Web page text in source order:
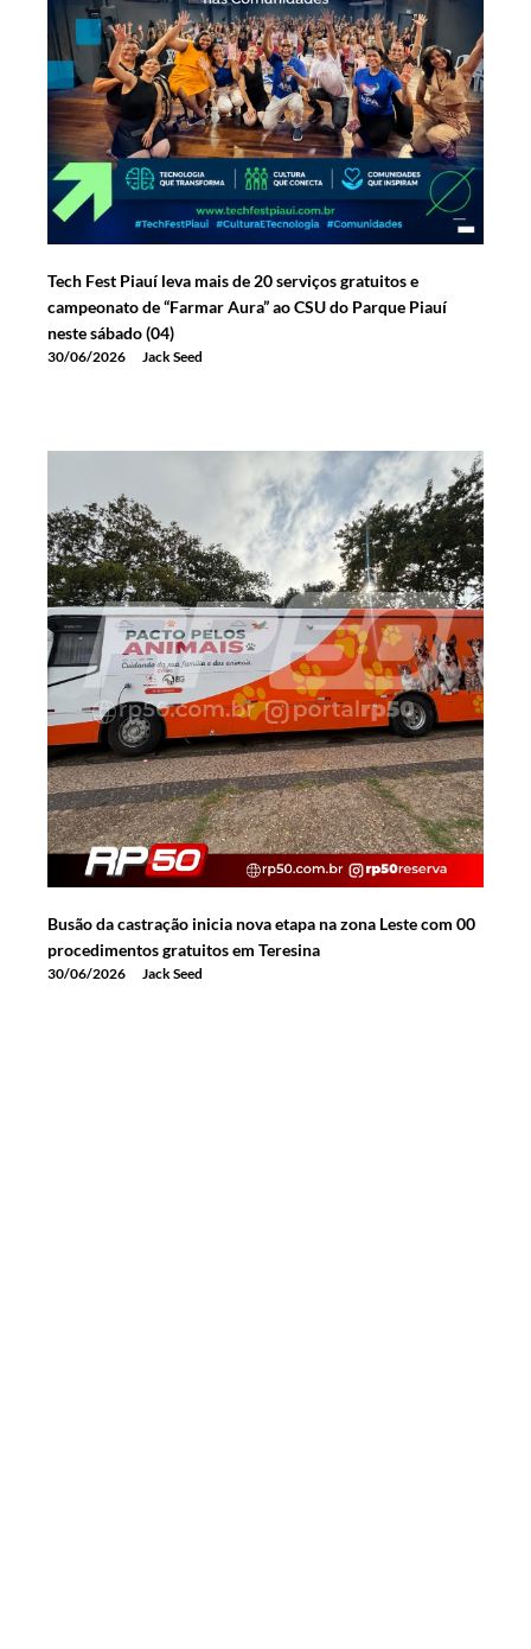
Tech Fest Piauí leva mais de 20 serviços gratuitos e
campeonato de “Farmar Aura” ao CSU do Parque Piauí
neste sábado (04)
30/06/2026 Jack Seed
Busão da castração inicia nova etapa na zona Leste com 00
procedimentos gratuitos em Teresina
30/06/2026 Jack Seed